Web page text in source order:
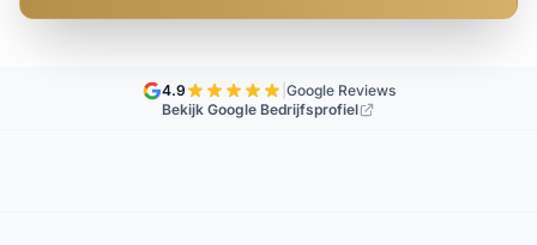
4.9
Google Reviews
Bekijk Google Bedrijfsprofiel